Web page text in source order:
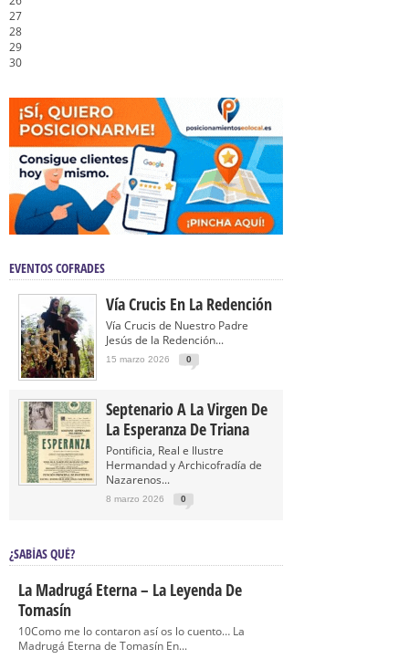
27
28
29
30
EVENTOS COFRADES
Vía Crucis En La Redención
Vía Crucis de Nuestro Padre
Jesús de la Redención...
15 marzo 2026 0
Septenario A La Virgen De
La Esperanza De Triana
Pontificia, Real e Ilustre
Hermandad y Archicofradía de
Nazarenos...
8 marzo 2026 0
¿SABÍAS QUÉ?
La Madrugá Eterna – La Leyenda De
Tomasín
10Como me lo contaron así os lo cuento… La
Madrugá Eterna de Tomasín En...